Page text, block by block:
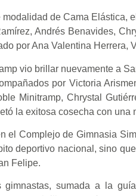
de Cama
Andrés Benavides,
por Ana Valentina
vio brillar nuevamente a
por Victoria
Minitramp, Chrystal
la exitosa cosecha con una
el Complejo de Gimnasia
deportivo nacional, sino
Felipe.
gimnastas, sumada a la